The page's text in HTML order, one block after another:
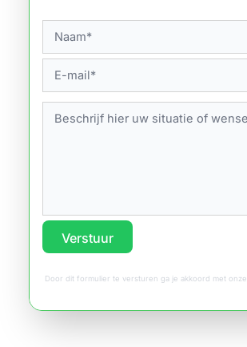
Verstuur
Door dit formulier te versturen ga je akkoord met onze